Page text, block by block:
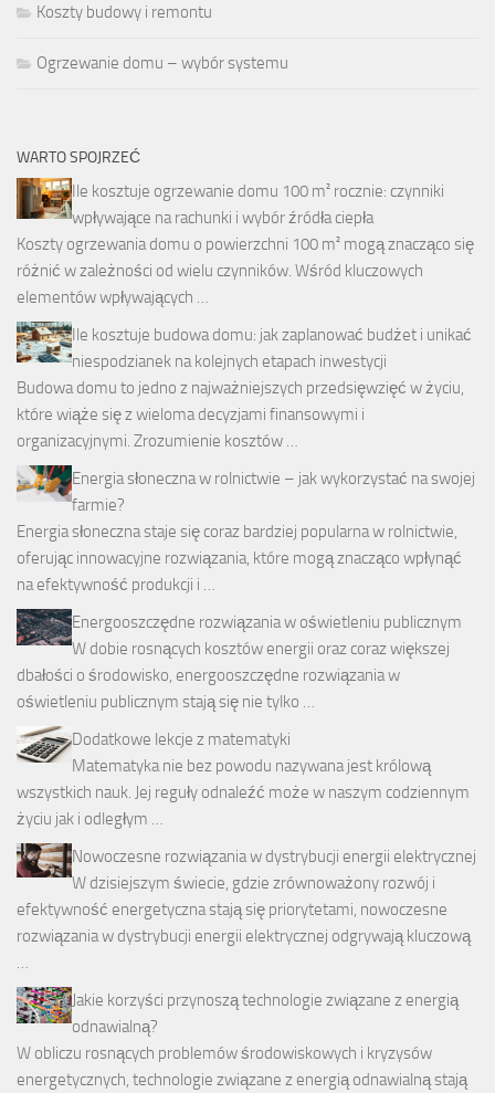
Koszty budowy i remontu
Ogrzewanie domu – wybór systemu
WARTO SPOJRZEĆ
Ile kosztuje ogrzewanie domu 100 m² rocznie: czynniki
wpływające na rachunki i wybór źródła ciepła
Koszty ogrzewania domu o powierzchni 100 m² mogą znacząco się
różnić w zależności od wielu czynników. Wśród kluczowych
elementów wpływających …
Ile kosztuje budowa domu: jak zaplanować budżet i unikać
niespodzianek na kolejnych etapach inwestycji
Budowa domu to jedno z najważniejszych przedsięwzięć w życiu,
które wiąże się z wieloma decyzjami finansowymi i
organizacyjnymi. Zrozumienie kosztów …
Energia słoneczna w rolnictwie – jak wykorzystać na swojej
farmie?
Energia słoneczna staje się coraz bardziej popularna w rolnictwie,
oferując innowacyjne rozwiązania, które mogą znacząco wpłynąć
na efektywność produkcji i …
Energooszczędne rozwiązania w oświetleniu publicznym
W dobie rosnących kosztów energii oraz coraz większej
dbałości o środowisko, energooszczędne rozwiązania w
oświetleniu publicznym stają się nie tylko …
Dodatkowe lekcje z matematyki
Matematyka nie bez powodu nazywana jest królową
wszystkich nauk. Jej reguły odnaleźć może w naszym codziennym
życiu jak i odległym …
Nowoczesne rozwiązania w dystrybucji energii elektrycznej
W dzisiejszym świecie, gdzie zrównoważony rozwój i
efektywność energetyczna stają się priorytetami, nowoczesne
rozwiązania w dystrybucji energii elektrycznej odgrywają kluczową
…
Jakie korzyści przynoszą technologie związane z energią
odnawialną?
W obliczu rosnących problemów środowiskowych i kryzysów
energetycznych, technologie związane z energią odnawialną stają